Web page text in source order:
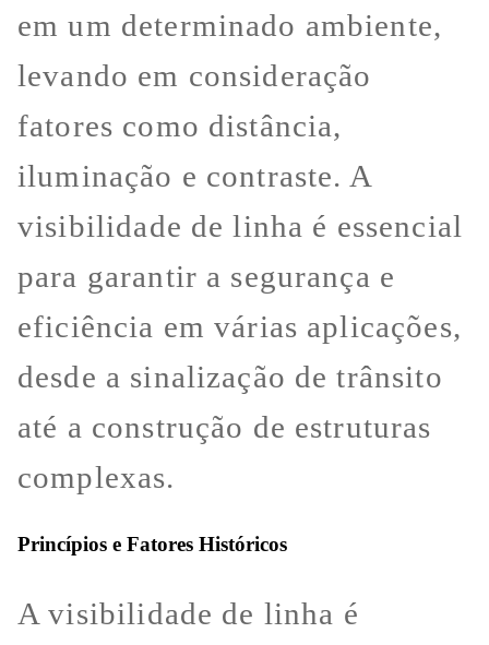
em um determinado ambiente,
levando em consideração
fatores como distância,
iluminação e contraste. A
visibilidade de linha é essencial
para garantir a segurança e
eficiência em várias aplicações,
desde a sinalização de trânsito
até a construção de estruturas
complexas.
Princípios e Fatores Históricos
A visibilidade de linha é